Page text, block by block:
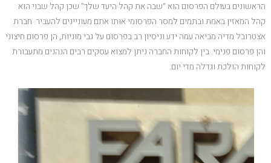
הראשונים בעולם הפרסום הוא “שבה את קהל היעד שלך” שכן קהל שבוי הוא
קהל המאזין באמת ובתמים למסר הפרסומי אותו אתם מעוניינים להעביר. חברת
אצטרובל מדיה מביאה עמה ידע וניסיון רב בפרסום על גבי מוניות, הן פרסום חיצוני
והן פרסום פנימי. בין לקוחות החברה ניתן למצוא עסקים רבים הנהנים מתעבורת
לקוחות הולכת וגדלה מדי יום.